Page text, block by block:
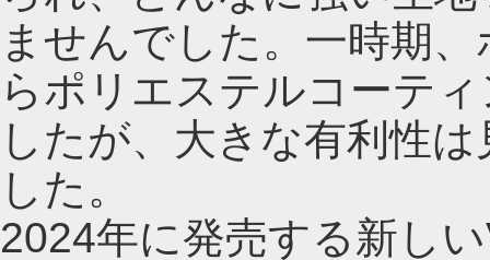
ませんでした。一時期
らポリエステルコーテ
したが、大きな有利性
した。
2024年に発売する新し